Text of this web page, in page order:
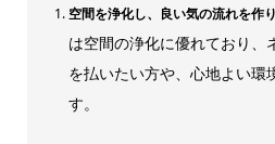
空間を浄化し、良い気の流れを作
は空間の浄化に優れており、
を払いたい方や、心地よい環
す。